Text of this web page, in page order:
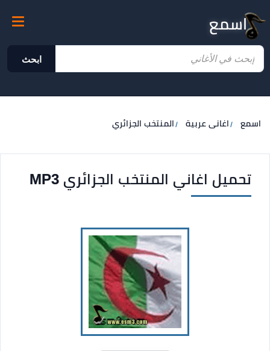
اسمع
ابحث
اسمع اغانى عربية المنتخب الجزائري
تحميل اغاني المنتخب الجزائري MP3